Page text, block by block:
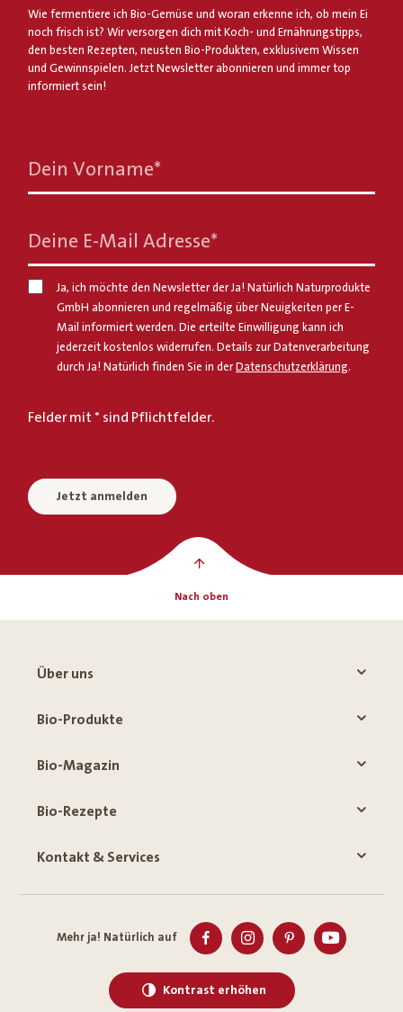
Wie fermentiere ich Bio-Gemüse und woran erkenne ich, ob mein Ei
noch frisch ist? Wir versorgen dich mit Koch- und Ernährungstipps,
den besten Rezepten, neusten Bio-Produkten, exklusivem Wissen
und Gewinnspielen. Jetzt Newsletter abonnieren und immer top
informiert sein!
Dein Vorname*
Deine E-Mail Adresse*
Ja, ich möchte den Newsletter der Ja! Natürlich Naturprodukte
GmbH abonnieren und regelmäßig über Neuigkeiten per E-
Mail informiert werden. Die erteilte Einwilligung kann ich
jederzeit kostenlos widerrufen. Details zur Datenverarbeitung
durch Ja! Natürlich finden Sie in derDatenschutzerklärung.
Felder mit * sind Pflichtfelder.
Jetzt anmelden
Nach oben
Über uns
Bio-Produkte
Bio-Magazin
Bio-Rezepte
Kontakt & Services
Mehr ja! Natürlich auf
Kontrast erhöhen